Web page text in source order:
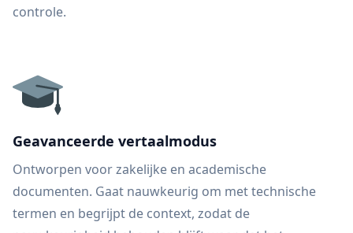
controle.
Geavanceerde vertaalmodus
Ontworpen voor zakelijke en academische
documenten. Gaat nauwkeurig om met technische
termen en begrijpt de context, zodat de